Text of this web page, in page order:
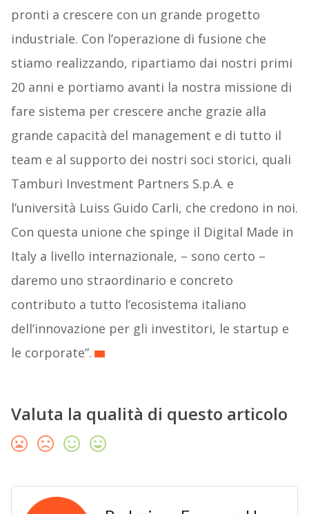
pronti a crescere con un grande progetto
industriale. Con l’operazione di fusione che
stiamo realizzando, ripartiamo dai nostri primi
20 anni e portiamo avanti la nostra missione di
fare sistema per crescere anche grazie alla
grande capacità del management e di tutto il
team e al supporto dei nostri soci storici, quali
Tamburi Investment Partners S.p.A. e
l’università Luiss Guido Carli, che credono in noi.
Con questa unione che spinge il Digital Made in
Italy a livello internazionale, – sono certo –
daremo uno straordinario e concreto
contributo a tutto l’ecosistema italiano
dell’innovazione per gli investitori, le startup e
le corporate”.
Valuta la qualità di questo articolo